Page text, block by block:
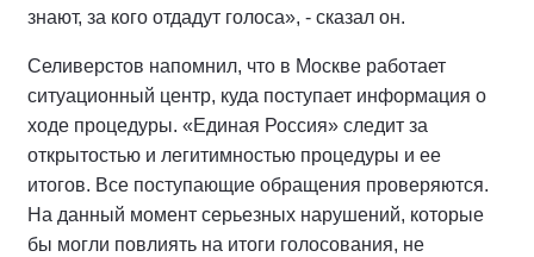
знают, за кого отдадут голоса», - сказал он.
Селиверстов напомнил, что в Москве работает
ситуационный центр, куда поступает информация о
ходе процедуры. «Единая Россия» следит за
открытостью и легитимностью процедуры и ее
итогов. Все поступающие обращения проверяются.
На данный момент серьезных нарушений, которые
бы могли повлиять на итоги голосования, не